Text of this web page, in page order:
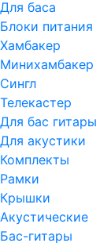
Для баса
Блоки питания
Хамбакер
Минихамбакер
Сингл
Телекастер
Для бас гитары
Для акустики
Комплекты
Рамки
Крышки
Акустические
Бас-гитары